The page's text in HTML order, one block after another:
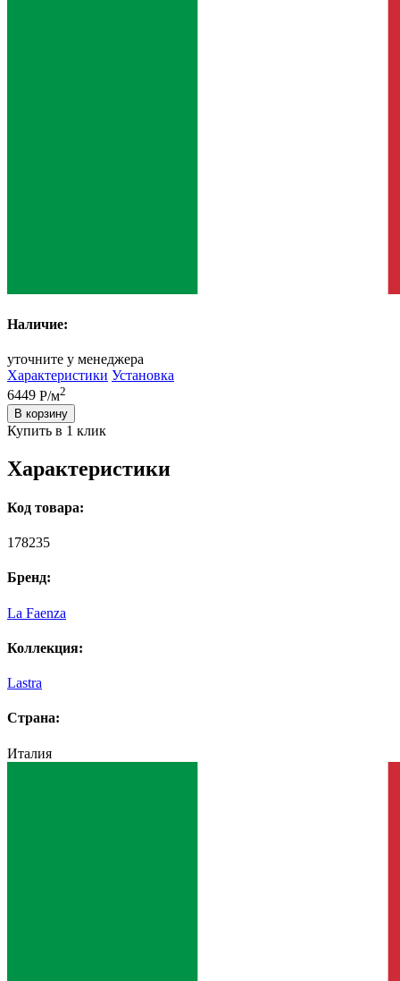
Наличие:
уточните у менеджера
Характеристики Установка
6449 Р/м2
В корзину
Купить в 1 клик
Характеристики
Код товара:
178235
Бренд:
La Faenza
Коллекция:
Lastra
Страна:
Италия